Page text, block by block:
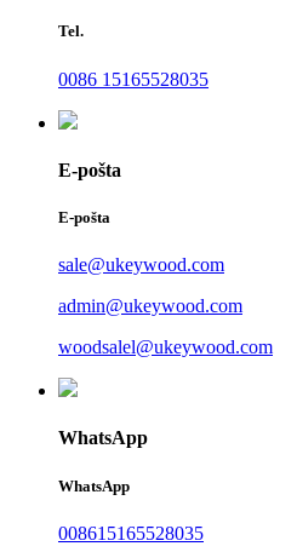
Tel.
0086 15165528035
E-pošta
E-pošta
sale@ukeywood.com
admin@ukeywood.com
woodsalel@ukeywood.com
WhatsApp
WhatsApp
008615165528035